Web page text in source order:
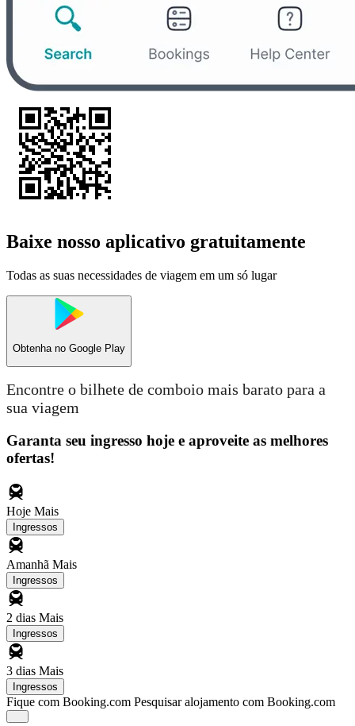
Baixe nosso aplicativo gratuitamente
Todas as suas necessidades de viagem em um só lugar
Obtenha no Google Play
Encontre o bilhete de comboio mais barato para a
sua viagem
Garanta seu ingresso hoje e aproveite as melhores
ofertas!
Hoje Mais
Ingressos
Amanhã Mais
Ingressos
2 dias Mais
Ingressos
3 dias Mais
Ingressos
Fique com Booking.com Pesquisar alojamento com Booking.com